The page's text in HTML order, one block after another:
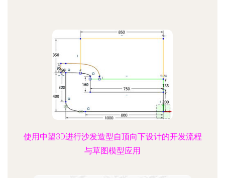
使用中望3D进行沙发造型自顶向下设计的开发流程
与草图模型应用